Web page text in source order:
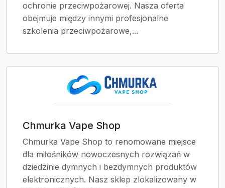
ochronie przeciwpożarowej. Nasza oferta
obejmuje między innymi profesjonalne
szkolenia przeciwpożarowe,...
Chmurka Vape Shop
Chmurka Vape Shop to renomowane miejsce
dla miłośników nowoczesnych rozwiązań w
dziedzinie dymnych i bezdymnych produktów
elektronicznych. Nasz sklep zlokalizowany w